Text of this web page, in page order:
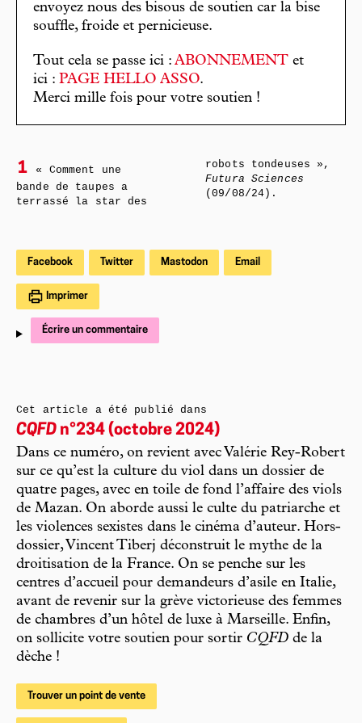
envoyez nous des bisous de soutien car la bise
souffle, froide et pernicieuse.
Tout cela se passe ici : ABONNEMENT et
ici : PAGE HELLO ASSO.
Merci mille fois pour votre soutien !
1
« Comment une
bande de taupes a
terrassé la star des
robots tondeuses »,
Futura Sciences
(09/08/24).
Facebook Twitter Mastodon Email
Imprimer
Écrire un commentaire
Cet article a été publié dans
CQFD n°234 (octobre 2024)
Dans ce numéro, on revient avec Valérie Rey-Robert
sur ce qu’est la culture du viol dans un dossier de
quatre pages, avec en toile de fond l’affaire des viols
de Mazan. On aborde aussi le culte du patriarche et
les violences sexistes dans le cinéma d’auteur. Hors-
dossier, Vincent Tiberj déconstruit le mythe de la
droitisation de la France. On se penche sur les
centres d’accueil pour demandeurs d’asile en Italie,
avant de revenir sur la grève victorieuse des femmes
de chambres d’un hôtel de luxe à Marseille. Enfin,
on sollicite votre soutien pour sortir CQFD de la
dèche !
Trouver un point de vente